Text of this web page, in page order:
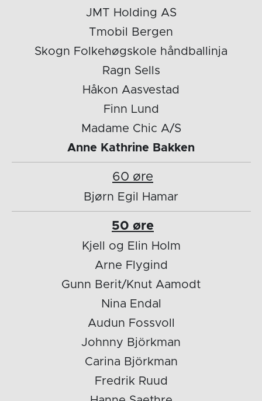
JMT Holding AS
Tmobil Bergen
Skogn Folkehøgskole håndballinja
Ragn Sells
Håkon Aasvestad
Finn Lund
Madame Chic A/S
Anne Kathrine Bakken
60 øre
Bjørn Egil Hamar
50 øre
Kjell og Elin Holm
Arne Flygind
Gunn Berit/Knut Aamodt
Nina Endal
Audun Fossvoll
Johnny Björkman
Carina Björkman
Fredrik Ruud